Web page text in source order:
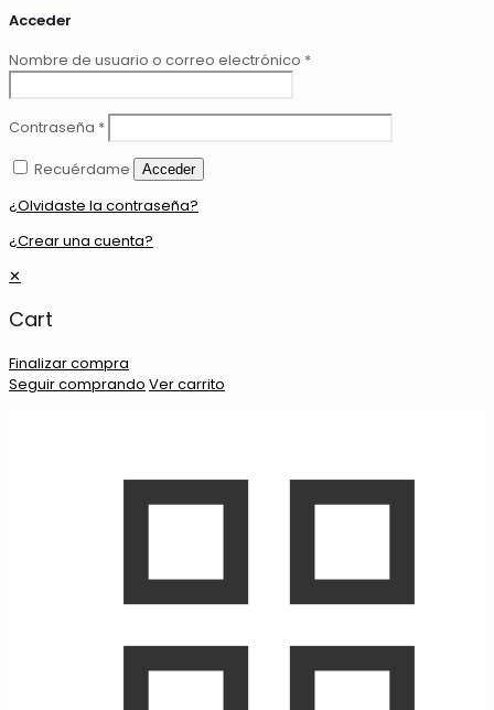
Acceder
Nombre de usuario o correo electrónico *
Contraseña *
Recuérdame
Acceder
¿Olvidaste la contraseña?
¿Crear una cuenta?
✕
Cart
Finalizar compra
Seguir comprando Ver carrito